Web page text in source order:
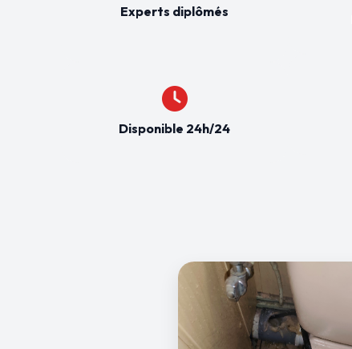
Experts diplômés
Disponible 24h/24